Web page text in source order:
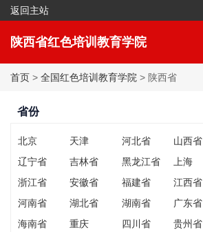
返回主站
陕西省红色培训教育学院
首页 > 全国红色培训教育学院 > 陕西省
省份
北京 天津 河北省 山西省
辽宁省
吉林省 黑龙江省 上海
浙江省
安徽省 福建省 江西省
河南省
湖北省 湖南省 广东省
海南省
重庆 四川省 贵州省